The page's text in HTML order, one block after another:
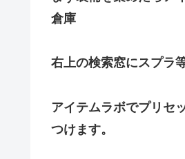
倉庫
右上の検索窓にスプラ
アイテムラボでプリセ
つけます。